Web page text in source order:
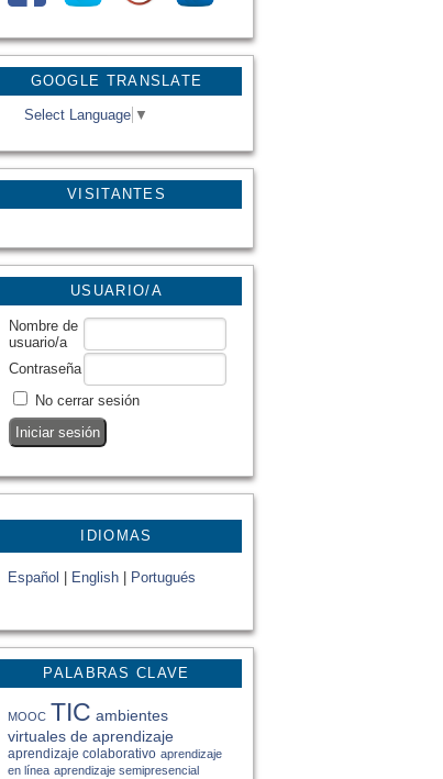
GOOGLE TRANSLATE
Select Language ▼
VISITANTES
USUARIO/A
Nombre de
usuario/a
Contraseña
No cerrar sesión
IDIOMAS
Español English Portugués
PALABRAS CLAVE
MOOC TIC ambientes
virtuales de aprendizaje
aprendizaje colaborativo aprendizaje
en línea aprendizaje semipresencial